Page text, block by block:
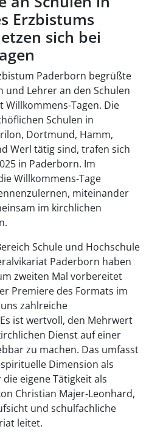
Erzbistums
sich bei
Paderborn begrüßte
und Lehrer an den Schulen
Tagen. Die
Schulen in
Dortmund, Hamm,
Werl tätig sind, trafen sich
in Paderborn. Im
Willkommens-Tage
miteinander
im kirchlichen
Schule und Hochschule
Paderborn haben
zweiten Mal vorbereitet
Premiere des Formats im
zahlreiche
ist wertvoll, den Mehrwert
Dienst auf einer
zu machen. Das umfasst
Dimension als
eigene Tätigkeit als
Christian Majer-Leonhard,
und schulfachliche
leitet.